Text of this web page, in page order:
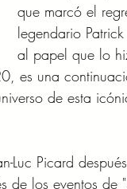
que marcó el
legendario
al papel que lo
es una
de esta
Luc Picard
los eventos de